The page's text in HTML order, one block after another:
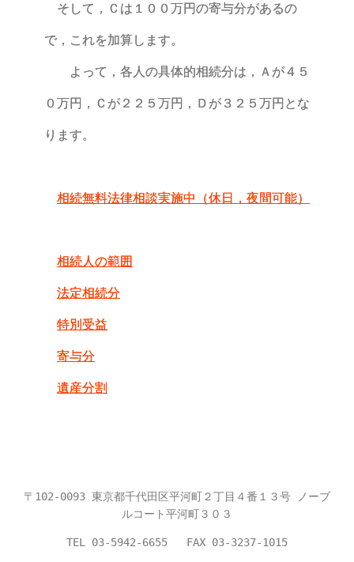
そして，Ｃは１００万円の寄与分があるの
で，これを加算します。
よって，各人の具体的相続分は，Ａが４５
０万円，Ｃが２２５万円，Ｄが３２５万円とな
ります。
相続無料法律相談実施中（休日，夜間可能）
相続人の範囲
法定相続分
特別受益
寄与分
遺産分割
〒102-0093 東京都千代田区平河町２丁目４番１３号 ノーブ
ルコート平河町３０３
TEL 03-5942-6655 FAX 03-3237-1015